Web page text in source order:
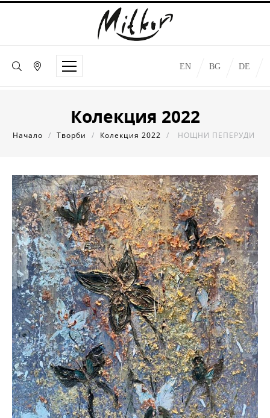
EN BG DE
Колекция 2022
Начало / Творби / Колекция 2022 / НОЩНИ ПЕПЕРУДИ